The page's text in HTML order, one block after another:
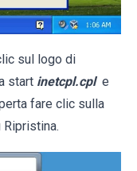
sul logo di
start inetcpl.cpl e
fare clic sulla